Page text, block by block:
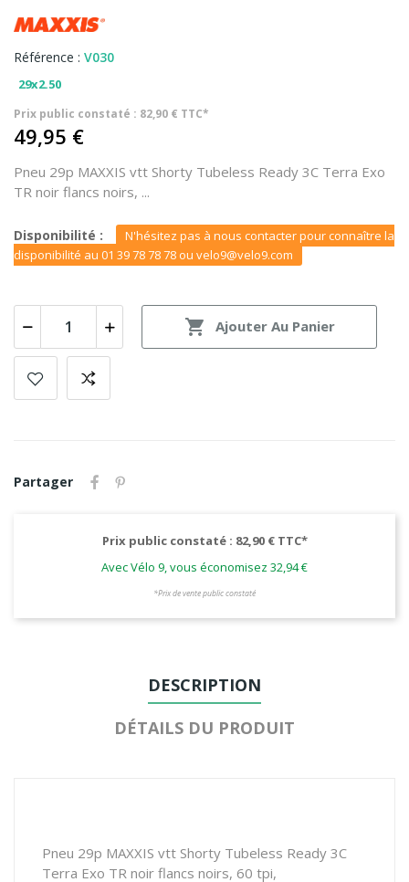
Référence : V030
29x2.50
Prix public constaté : 82,90 € TTC*
49,95 €
Pneu 29p MAXXIS vtt Shorty Tubeless Ready 3C Terra Exo
TR noir flancs noirs, ...
Disponibilité :
N'hésitez pas à nous contacter pour connaître la
disponibilité au 01 39 78 78 78 ou velo9@velo9.com
 Ajouter Au Panier
Partager
Prix public constaté : 82,90 € TTC*
Avec Vélo 9, vous économisez 32,94 €
*Prix de vente public constaté
DESCRIPTION
DÉTAILS DU PRODUIT
Pneu 29p MAXXIS vtt Shorty Tubeless Ready 3C
Terra Exo TR noir flancs noirs, 60 tpi,